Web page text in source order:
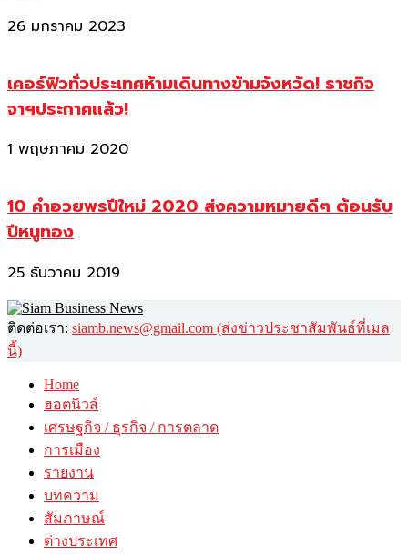
26 มกราคม 2023
เคอร์ฟิวทั่วประเทศห้ามเดินทางข้ามจังหวัด! ราชกิจ
จาฯประกาศแล้ว!
1 พฤษภาคม 2020
10 คำอวยพรปีใหม่ 2020 ส่งความหมายดีๆ ต้อนรับ
ปีหนูทอง
25 ธันวาคม 2019
ติดต่อเรา: siamb.news@gmail.com (ส่งข่าวประชาสัมพันธ์ที่เมล
นี้)
Home
ฮอตนิวส์
เศรษฐกิจ / ธุรกิจ / การตลาด
การเมือง
รายงาน
บทความ
สัมภาษณ์
ต่างประเทศ